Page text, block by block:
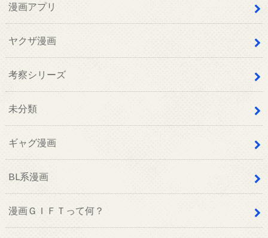
漫画アプリ
ヤクザ漫画
考察シリーズ
未分類
ギャグ漫画
BL系漫画
漫画ＧＩＦＴって何？